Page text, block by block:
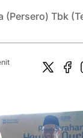
(Persero) Tbk